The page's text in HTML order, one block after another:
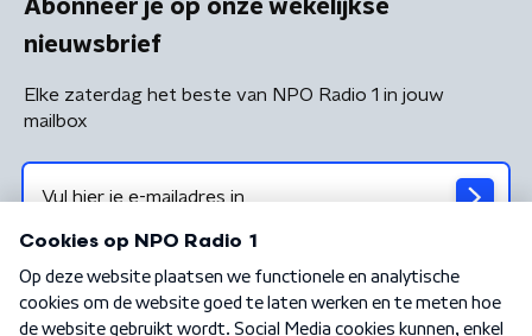
Abonneer je op onze wekelijkse
nieuwsbrief
Elke zaterdag het beste van NPO Radio 1 in jouw
mailbox